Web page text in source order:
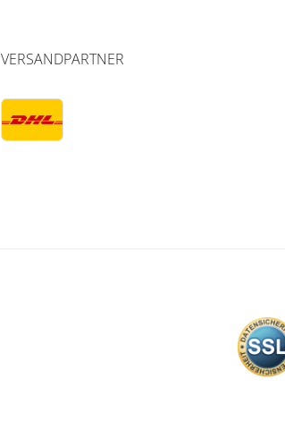
VERSANDPARTNER